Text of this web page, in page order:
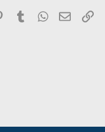
PinterestTumblrWhatsApp
E-posta